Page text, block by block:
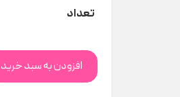
تعداد
افزودن به سبد خرید